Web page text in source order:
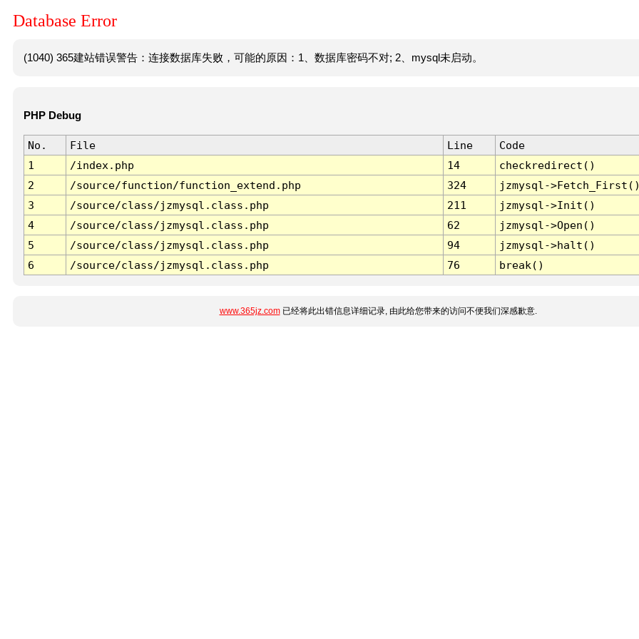
Database Error
(1040) 365建站错误警告：连接数据库失败，可能的原因：1、数据库密码不对; 2、mysql未启动。
PHP Debug
No. File Line
Code
1
/index.php 14
checkredirect()
2
/source/function/function_extend.php 324
jzmysql-
3
/source/class/jzmysql.class.php 211
jzmysql->Init()
4
/source/class/jzmysql.class.php 62
jzmysql->Open()
5
/source/class/jzmysql.class.php 94
jzmysql->halt()
6
/source/class/jzmysql.class.php 76 break()
www.365jz.com已经将此出错信息详细记录, 由此给您带来的访问不便我们深感歉意.